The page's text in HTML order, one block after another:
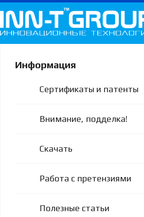
Информация
Сертификаты и патенты
Внимание, подделка!
Скачать
Работа с претензиями
Полезные статьи